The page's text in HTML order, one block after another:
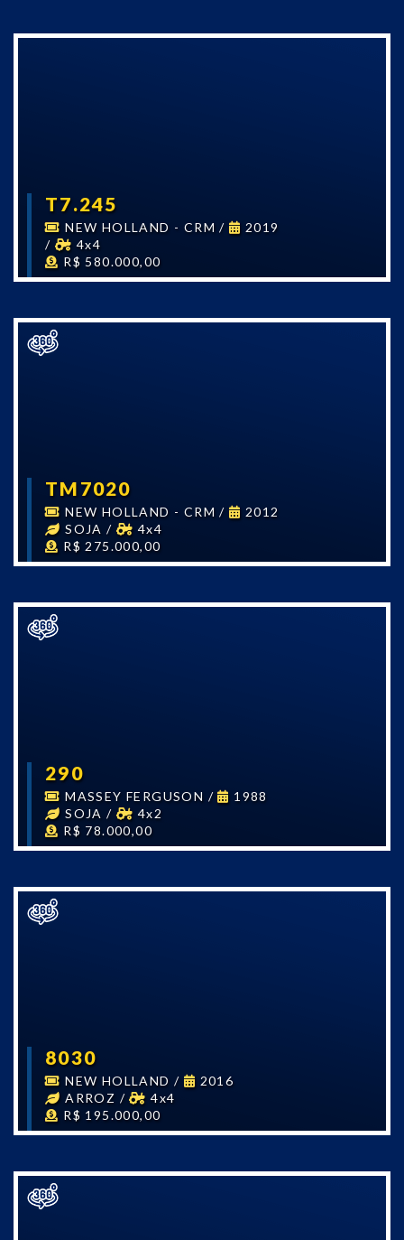
T7.245
NEW HOLLAND - CRM /
2019
/
4x4
R$ 580.000,00
TM7020
NEW HOLLAND - CRM /
2012
SOJA /
4x4
R$ 275.000,00
290
MASSEY FERGUSON /
1988
SOJA /
4x2
R$ 78.000,00
8030
NEW HOLLAND /
2016
ARROZ /
4x4
R$ 195.000,00